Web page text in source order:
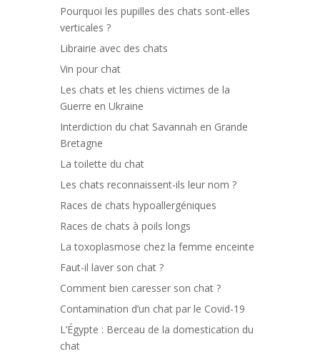
Pourquoi les pupilles des chats sont-elles
verticales ?
Librairie avec des chats
Vin pour chat
Les chats et les chiens victimes de la
Guerre en Ukraine
Interdiction du chat Savannah en Grande
Bretagne
La toilette du chat
Les chats reconnaissent-ils leur nom ?
Races de chats hypoallergéniques
Races de chats à poils longs
La toxoplasmose chez la femme enceinte
Faut-il laver son chat ?
Comment bien caresser son chat ?
Contamination d’un chat par le Covid-19
L’Égypte : Berceau de la domestication du
chat